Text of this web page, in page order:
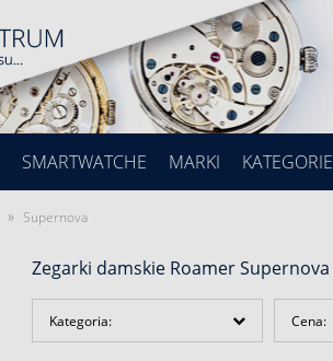
SMARTWATCHE MARKI KATEGORIE
» Supernova
Zegarki damskie Roamer Supernova
Kategoria: Cena: